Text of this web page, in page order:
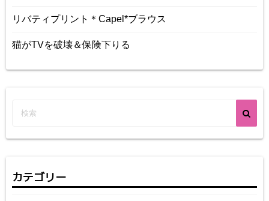
リバティプリント＊Capel*ブラウス
猫がTVを破壊＆保険下りる
カテゴリー